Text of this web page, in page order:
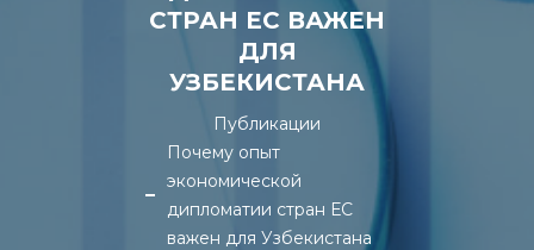
СТРАН ЕС ВАЖЕН
ДЛЯ
УЗБЕКИСТАНА
Публикации
Почему опыт
экономической
дипломатии стран ЕС
важен для Узбекистана